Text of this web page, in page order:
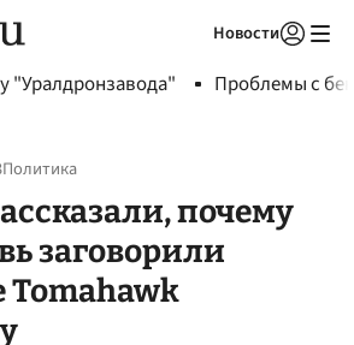
Новости
"Уралдронзавода" Проблемы с
Политика
почему
заговорили
Tomahawk